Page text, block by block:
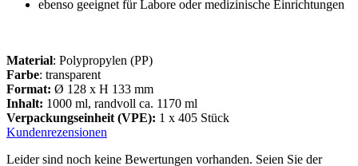
ebenso geeignet für Labore oder medizinische Einrichtungen
Material: Polypropylen (PP)
Farbe: transparent
Format: Ø 128 x H 133 mm
Inhalt: 1000 ml, randvoll ca. 1170 ml
Verpackungseinheit (VPE): 1 x 405 Stück
Kundenrezensionen
Leider sind noch keine Bewertungen vorhanden. Seien Sie der